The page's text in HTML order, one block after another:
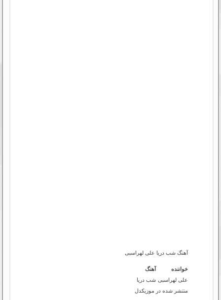
آهنگ شب دریا علی لهراسبی
خواننده
آهنگ
علی لهراسبی شب دریا
منتشر شده در موزیکدل